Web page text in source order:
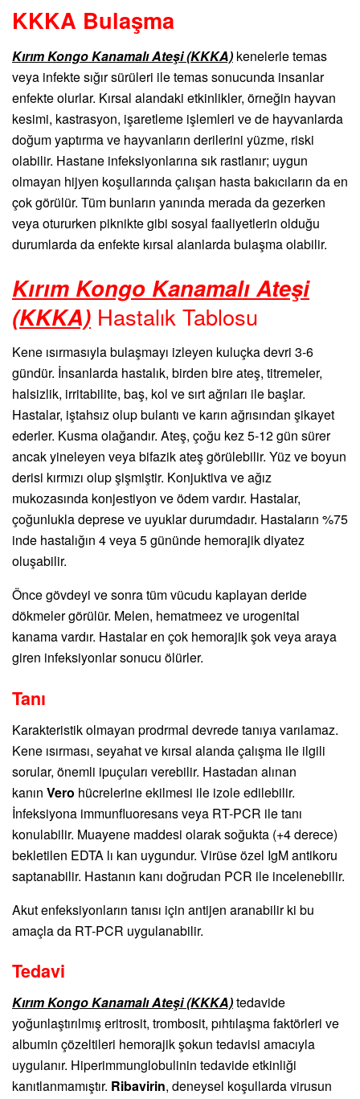
KKKA Bulaşma
Kırım Kongo Kanamalı Ateşi (KKKA) kenelerle temas
veya infekte sığır sürüleri ile temas sonucunda insanlar
enfekte olurlar. Kırsal alandaki etkinlikler, örneğin hayvan
kesimi, kastrasyon, işaretleme işlemleri ve de hayvanlarda
doğum yaptırma ve hayvanların derilerini yüzme, riski
olabilir. Hastane infeksiyonlarına sık rastlanır; uygun
olmayan hijyen koşullarında çalışan hasta bakıcıların da en
çok görülür. Tüm bunların yanında merada da gezerken
veya otururken piknikte gibi sosyal faaliyetlerin olduğu
durumlarda da enfekte kırsal alanlarda bulaşma olabilir.
Kırım Kongo Kanamalı Ateşi
(KKKA) Hastalık Tablosu
Kene ısırmasıyla bulaşmayı izleyen kuluçka devri 3-6
gündür. İnsanlarda hastalık, birden bire ateş, titremeler,
halsizlik, irritabilite, baş, kol ve sırt ağrıları ile başlar.
Hastalar, iştahsız olup bulantı ve karın ağrısından şikayet
ederler. Kusma olağandır. Ateş, çoğu kez 5-12 gün sürer
ancak yineleyen veya bifazik ateş görülebilir. Yüz ve boyun
derisi kırmızı olup şişmiştir. Konjuktiva ve ağız
mukozasında konjestiyon ve ödem vardır. Hastalar,
çoğunlukla deprese ve uyuklar durumdadır. Hastaların %75
inde hastalığın 4 veya 5 gününde hemorajik diyatez
oluşabilir.
Önce gövdeyi ve sonra tüm vücudu kaplayan deride
dökmeler görülür. Melen, hematmeez ve urogenital
kanama vardır. Hastalar en çok hemorajik şok veya araya
giren infeksiyonlar sonucu ölürler.
Tanı
Karakteristik olmayan prodrmal devrede tanıya varılamaz.
Kene ısırması, seyahat ve kırsal alanda çalışma ile ilgili
sorular, önemli ipuçuları verebilir. Hastadan alınan
kanın Vero hücrelerine ekilmesi ile izole edilebilir.
İnfeksiyona immunfluoresans veya RT-PCR ile tanı
konulabilir. Muayene maddesi olarak soğukta (+4 derece)
bekletilen EDTA lı kan uygundur. Virüse özel IgM antikoru
saptanabilir. Hastanın kanı doğrudan PCR ile incelenebilir.
Akut enfeksiyonların tanısı için antijen aranabilir ki bu
amaçla da RT-PCR uygulanabilir.
Tedavi
Kırım Kongo Kanamalı Ateşi (KKKA)tedavide
yoğunlaştırılmış eritrosit, trombosit, pıhtılaşma faktörleri ve
albumin çözeltileri hemorajik şokun tedavisi amacıyla
uygulanır. Hiperimmunglobulinin tedavide etkinliği
kanıtlanmamıştır. Ribavirin, deneysel koşullarda virusun